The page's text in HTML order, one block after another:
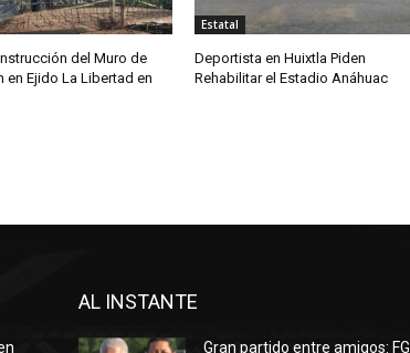
del Muro de
en Ejido La Libertad en
Estatal
Deportista en Huixtla Piden
Rehabilitar el Estadio Anáhuac
AL INSTANTE
Gran partido entre amigos: